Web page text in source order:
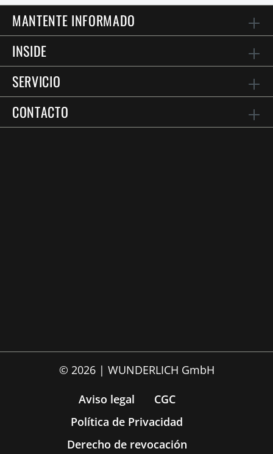
MANTENTE INFORMADO
INSIDE
SERVICIO
CONTACTO
© 2026 | WUNDERLICH GmbH
Aviso legal
CGC
Política de Privacidad
Derecho de revocación